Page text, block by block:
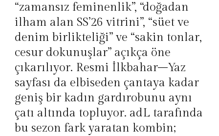
“zamansız feminenlik”, “doğadan
ilham alan SS’26 vitrini”, “süet ve
denim birlikteliği” ve “sakin tonlar,
cesur dokunuşlar” açıkça öne
çıkarılıyor. Resmi İlkbahar–Yaz
sayfası da elbiseden çantaya kadar
geniş bir kadın gardırobunu aynı
çatı altında topluyor. adL tarafında
bu sezon fark yaratan kombin;